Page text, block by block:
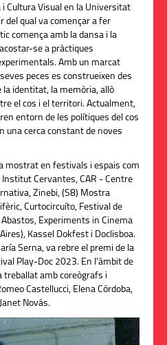
Cultura Visual en la Universitat
del qual va començar a fer
comença amb la dansa i la
se a pràctiques
Amb un marcat
peces es construeixen des
la identitat, la memòria, allò
el cos i el territori. Actualment,
entorn de les polítiques del cos
una cerca constant de noves
mostrat en festivals i espais com
Institut Cervantes, CAR - Centre
Zinebi, (S8) Mostra
Curtocircuíto, Festival de
Experiments in Cinema
Kassel Dokfest i Doclisboa.
Serna, va rebre el premi de la
Play-Doc 2023. En l'àmbit de
treballat amb coreògrafs i
Castellucci, Elena Córdoba,
Novás.